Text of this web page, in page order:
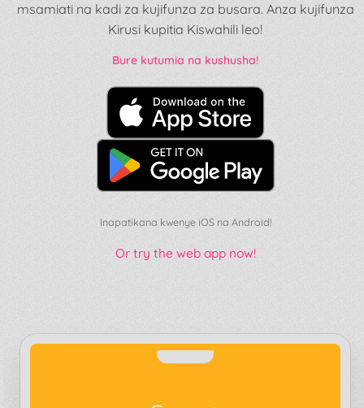
msamiati na kadi za kujifunza za busara. Anza kujifunza
Kirusi kupitia Kiswahili leo!
Bure kutumia na kushusha!
Inapatikana kwenye iOS na Android!
Or try the web app now!